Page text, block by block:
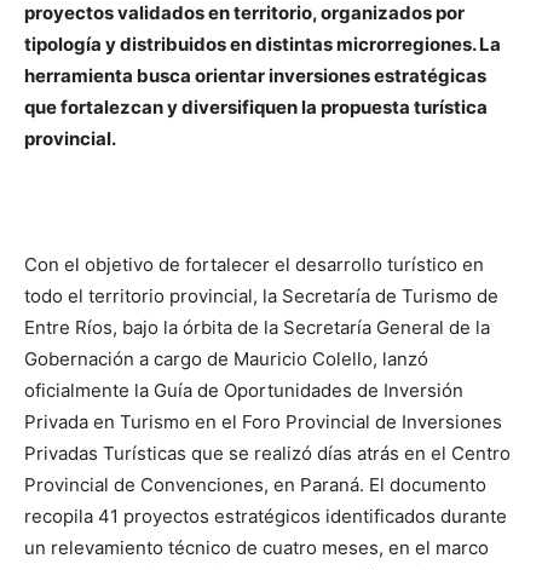
proyectos validados en territorio, organizados por
tipología y distribuidos en distintas microrregiones. La
herramienta busca orientar inversiones estratégicas
que fortalezcan y diversifiquen la propuesta turística
provincial.
Con el objetivo de fortalecer el desarrollo turístico en
todo el territorio provincial, la Secretaría de Turismo de
Entre Ríos, bajo la órbita de la Secretaría General de la
Gobernación a cargo de Mauricio Colello, lanzó
oficialmente la Guía de Oportunidades de Inversión
Privada en Turismo en el Foro Provincial de Inversiones
Privadas Turísticas que se realizó días atrás en el Centro
Provincial de Convenciones, en Paraná. El documento
recopila 41 proyectos estratégicos identificados durante
un relevamiento técnico de cuatro meses, en el marco